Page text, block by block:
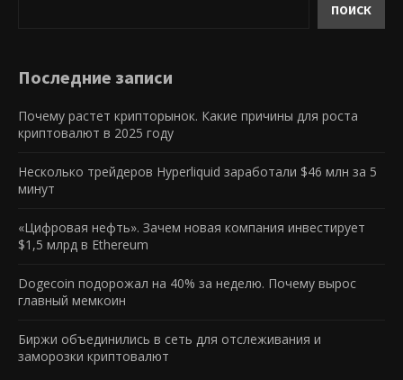
ПОИСК
Последние записи
Почему растет крипторынок. Какие причины для роста
криптовалют в 2025 году
Несколько трейдеров Hyperliquid заработали $46 млн за 5
минут
«Цифровая нефть». Зачем новая компания инвестирует
$1,5 млрд в Ethereum
Dogecoin подорожал на 40% за неделю. Почему вырос
главный мемкоин
Биржи объединились в сеть для отслеживания и
заморозки криптовалют